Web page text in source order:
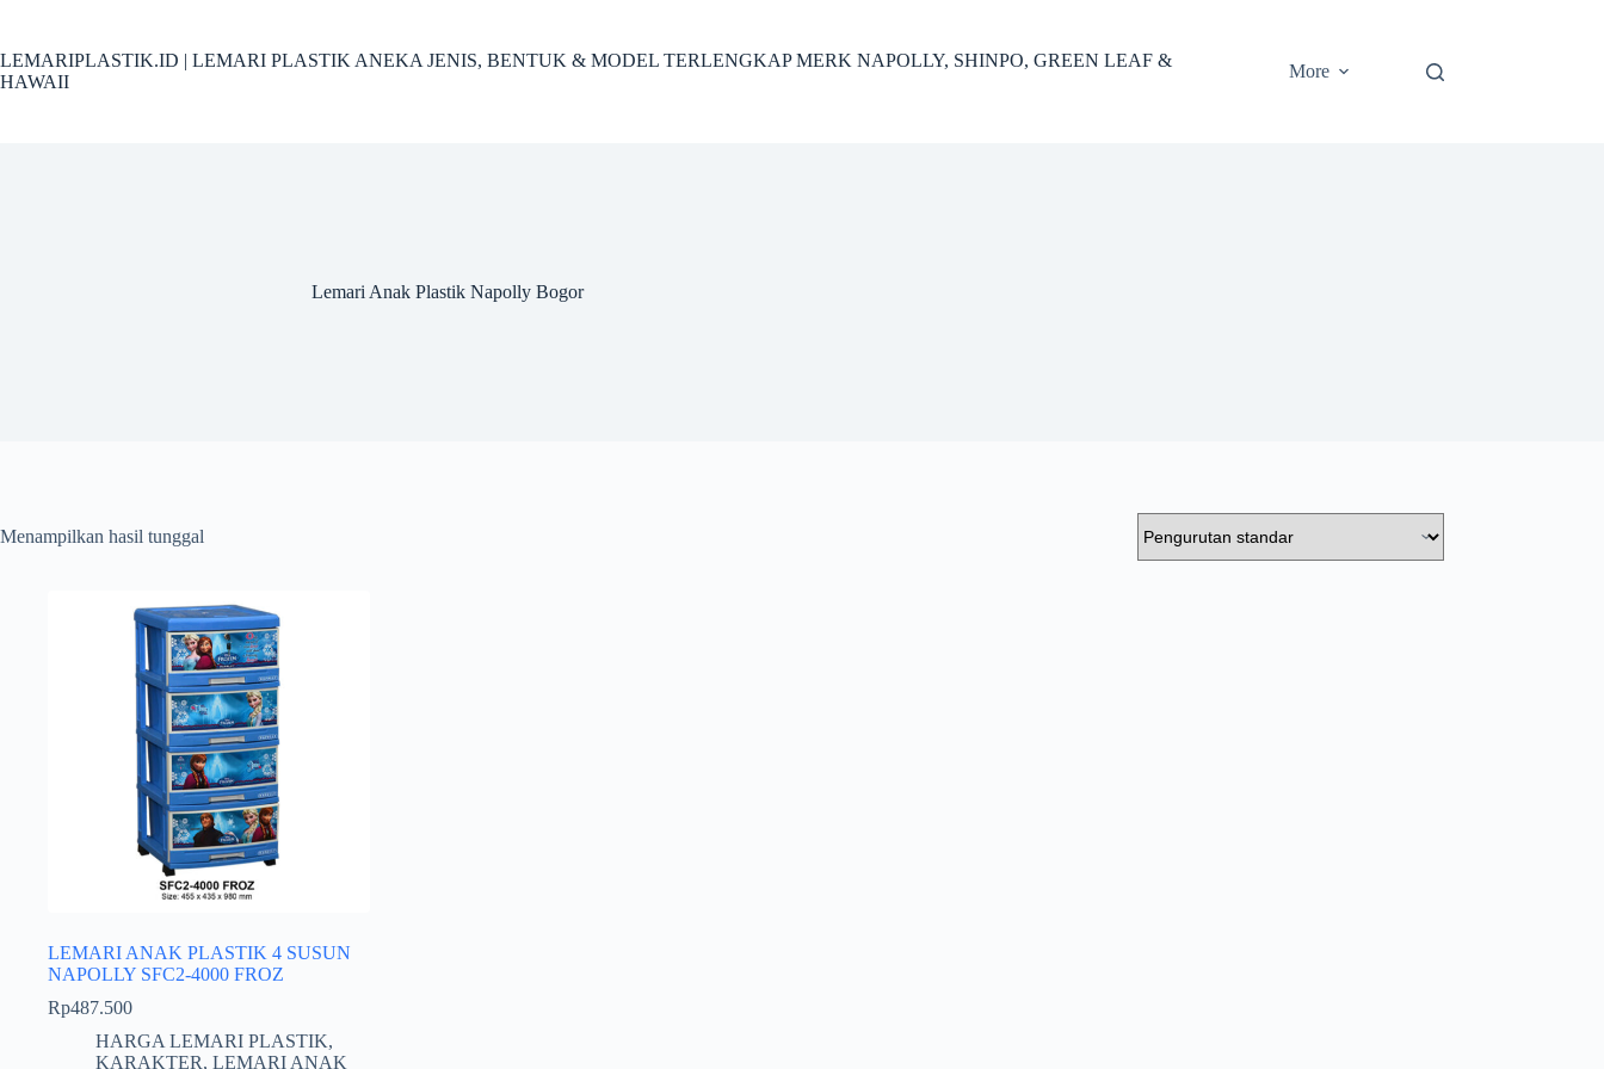
content
LEMARIPLASTIK.ID | LEMARI PLASTIK ANEKA JENIS, BENTUK & MODEL TERLENGKAP MERK NAPOLLY, SHINPO, GREEN LEAF &
HAWAII
More
Lemari Anak Plastik Napolly Bogor
Menampilkan hasil tunggal
LEMARI ANAK PLASTIK 4 SUSUN
NAPOLLY SFC2-4000 FROZ
Rp487.500
HARGA LEMARI PLASTIK,
KARAKTER, LEMARI ANAK